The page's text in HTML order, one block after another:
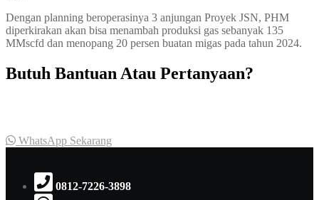
Dengan planning beroperasinya 3 anjungan Proyek JSN, PHM
diperkirakan akan bisa menambah produksi gas sebanyak 135
MMscfd dan menopang 20 persen buatan migas pada tahun 2024.
Butuh Bantuan Atau Pertanyaan?
WhatsApp Sekarang
0812-7226-3898